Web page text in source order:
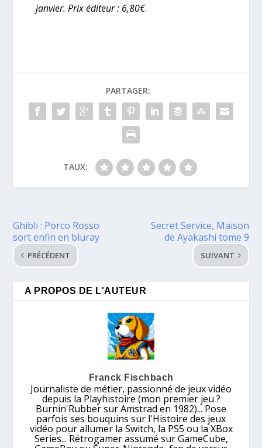
janvier. Prix éditeur : 6,80€.
PARTAGER:
TAUX:
Ghibli : Porco Rosso
sort enfin en bluray
PRÉCÉDENT
Secret Service, Maison
de Ayakashi tome 9
SUIVANT
A PROPOS DE L'AUTEUR
Franck Fischbach
Journaliste de métier, passionné de jeux vidéo
depuis la Playhistoire (mon premier jeu ?
Burnin'Rubber sur Amstrad en 1982)... Pose
parfois ses bouquins sur l'Histoire des jeux
vidéo pour allumer la Switch, la PS5 ou la XBox
Series... Rétrogamer assumé sur GameCube,